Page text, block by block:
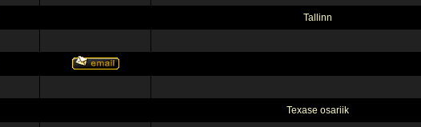
Tallinn
Texase osariik